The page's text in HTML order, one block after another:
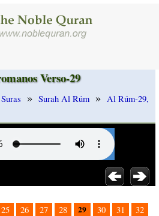
Verso-29
» Surah Al Rúm » Al Rúm-29,
25 26 27 28 29 30 31
32